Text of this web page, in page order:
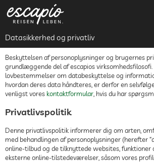
Datasikkerhed og privatliv
Beskyttelsen af personoplysninger og brugernes
grundlæggende del af escapios
lovbestemmelser om databeskyttelse og
hvordan deres data håndteres, er derfor en
venligst vores kontaktformular , hvis du har
Privatlivspolitik
Denne privatlivspolitik informerer dig om arten,
med behandlingen af personoplysninger (herefter
online-tilbud og de tilknyttede websites, funktioner
eksterne online-tilstedeværelser, såsom vores